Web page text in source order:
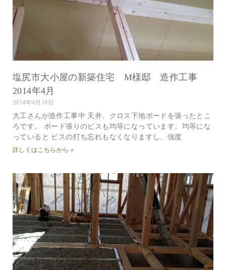
塩尻市大小屋の新築住宅 M様邸 造作工事
2014年4月
2014年4月19日
大工さんが造作工事中 天井、クロス下地ボードを張ったとこ
ろです。 ボード張りのビスも均等になっています。均等にな
っていると ビスの打ち忘れもなくなりますし、強度
詳しくはこちらから »